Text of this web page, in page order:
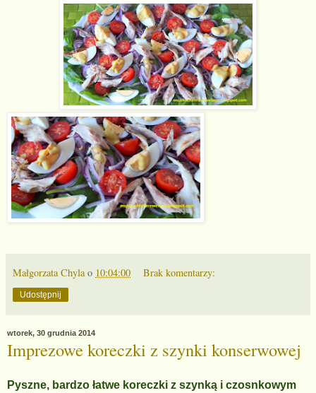
Małgorzata Chyla o 10:04:00 Brak komentarzy:
Udostępnij
wtorek, 30 grudnia 2014
Imprezowe koreczki z szynki konserwowej
Pyszne, bardzo łatwe koreczki z szynką i czosnkowym